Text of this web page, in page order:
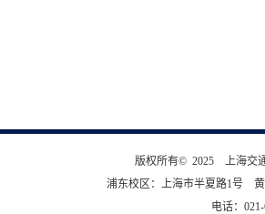
版权所有© 2025 上海交
浦东校区：上海市半夏路1号
电话：